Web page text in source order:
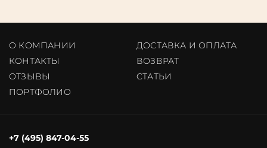
О КОМПАНИИ
ДОСТАВКА И ОПЛАТА
КОНТАКТЫ
ВОЗВРАТ
ОТЗЫВЫ
CТАТЬИ
ПОРТФОЛИО
+7 (495) 847-04-55